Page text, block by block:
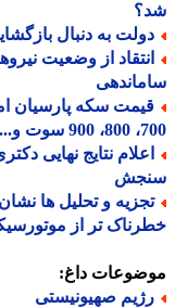
به دنبال
از وضعیت
و تحلیل ها نشان
تر از
داغ:
صهیونیستی